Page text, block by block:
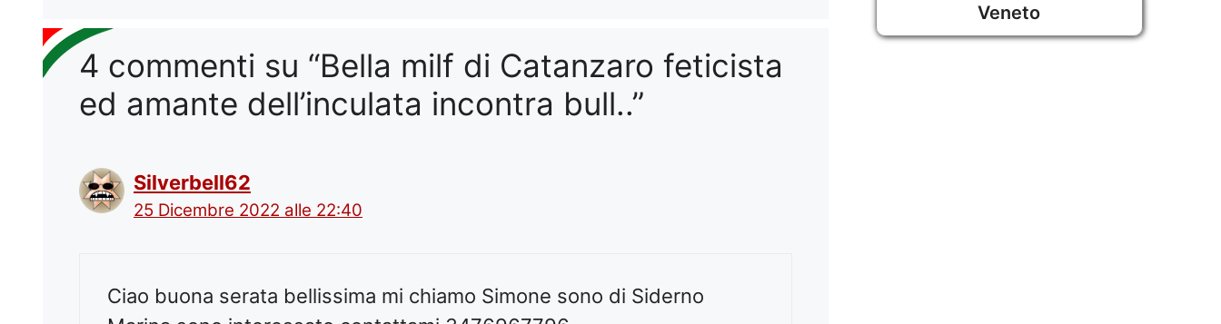
4 commenti su “Bella milf di Catanzaro feticista
ed amante dell’inculata incontra bull..”
Silverbell62
25 Dicembre 2022 alle 22:40
Ciao buona serata bellissima mi chiamo Simone sono di Siderno
Veneto